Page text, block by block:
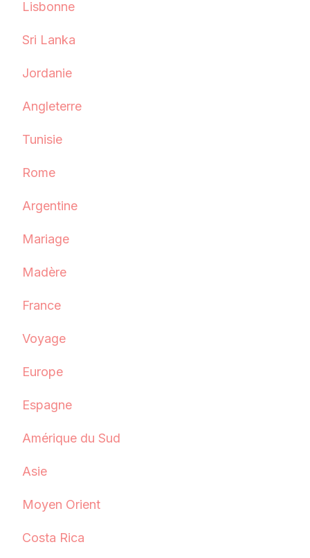
Lisbonne
Sri Lanka
Jordanie
Angleterre
Tunisie
Rome
Argentine
Mariage
Madère
France
Voyage
Europe
Espagne
Amérique du Sud
Asie
Moyen Orient
Costa Rica